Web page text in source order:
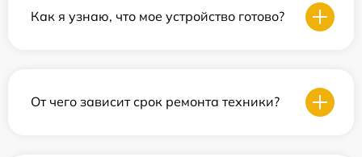
Как я узнаю, что мое устройство готово?
От чего зависит срок ремонта техники?